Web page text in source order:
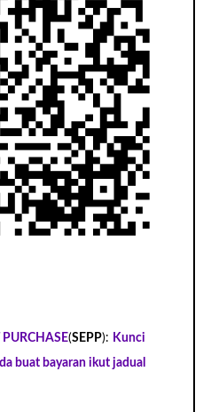
(SEPP): Kunci
buat bayaran ikut jadual